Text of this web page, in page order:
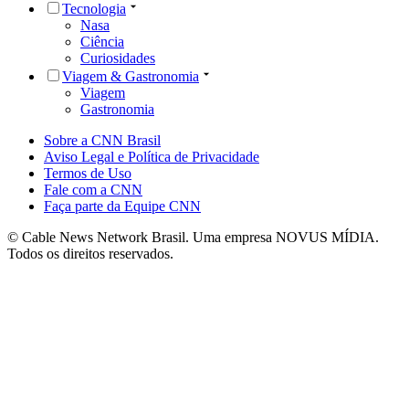
Tecnologia
Nasa
Ciência
Curiosidades
Viagem & Gastronomia
Viagem
Gastronomia
Sobre a CNN Brasil
Aviso Legal e Política de Privacidade
Termos de Uso
Fale com a CNN
Faça parte da Equipe CNN
© Cable News Network Brasil. Uma empresa NOVUS MÍDIA.
Todos os direitos reservados.